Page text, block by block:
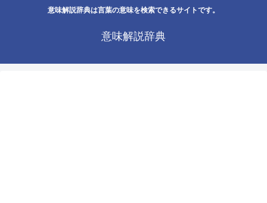
意味解説辞典は言葉の意味を検索できるサイトです。
意味解説辞典